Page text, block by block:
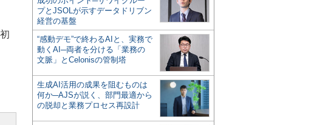
プとJSOLが示すデータドリブン
経営の基盤
“感動デモ”で終わるAIと、実務で
動くAI─両者を分ける「業務の
文脈」とCelonisの管制塔
生成AI活用の成果を阻むものは
何か─AJSが説く、部門最適から
の脱却と業務プロセス再設計